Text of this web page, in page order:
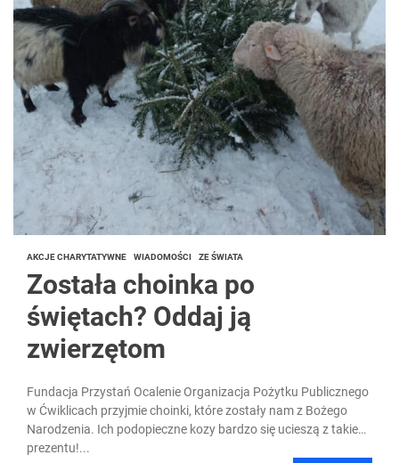
AKCJE CHARYTATYWNE WIADOMOŚCI ZE ŚWIATA
Została choinka po
świętach? Oddaj ją
zwierzętom
Fundacja Przystań Ocalenie Organizacja Pożytku Publicznego
w Ćwiklicach przyjmie choinki, które zostały nam z Bożego
Narodzenia. Ich podopieczne kozy bardzo się ucieszą z takiego
prezentu!...